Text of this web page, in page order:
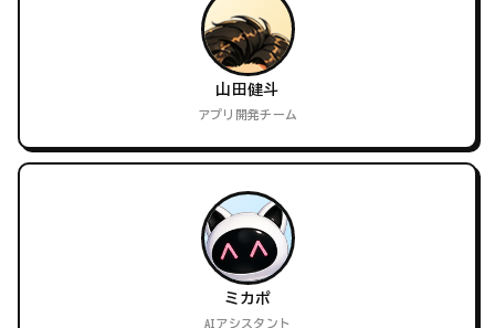
山田健斗
アプリ開発チーム
ミカポ
AIアシスタント